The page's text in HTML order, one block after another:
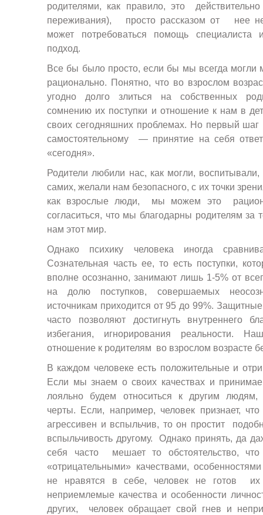
родителями, как правило, это
переживания), просто рассказом от нее не
может потребоваться помощь
подход.
Все бы было просто, если бы мы всегда могли
рационально. Понятно, что во взрослом
угодно долго злиться на собственных
сомнению их поступки и отношение к нам в
своих сегодняшних проблемах. Но первый
самостоятельному — принятие на себя
«сегодня».
Родители любили нас, как могли,
самих, желали нам безопасного, с их точки
как взрослые люди, мы можем это
согласиться, что мы благодарны родителям за
нам этот мир.
Однако психику человека иногда
Сознательная часть ее, то есть поступки,
вполне осознанно, занимают лишь 1-5% от
на долю поступков, совершаемых
источникам приходится от 95 до 99%.
часто позволяют достигнуть внутреннего
избегания, игнорирования реальности.
отношение к родителям во взрослом возрасте
В каждом человеке есть положительные и
Если мы знаем о своих качествах и
лояльно будем относиться к другим
черты. Если, например, человек признает,
агрессивен и вспыльчив, то он простит
вспыльчивость другому. Однако принять, да
себя часто мешает то обстоятельство, что
«отрицательными» качествами,
не нравятся в себе, человек не готов
неприемлемые качества и особенности
других, человек обращает свой гнев и